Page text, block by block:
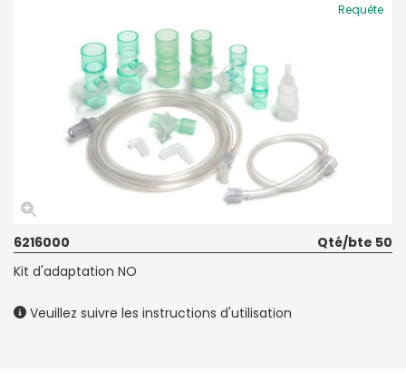
Requête
6216000
Qté/bte 50
Kit d'adaptation NO
Veuillez suivre les instructions d'utilisation